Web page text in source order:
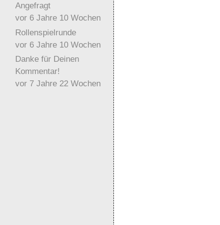
Angefragt
vor 6 Jahre 10 Wochen
Rollenspielrunde
vor 6 Jahre 10 Wochen
Danke für Deinen
Kommentar!
vor 7 Jahre 22 Wochen